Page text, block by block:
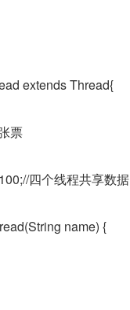
extends Thread{
票
四个线程共享数据
name) {